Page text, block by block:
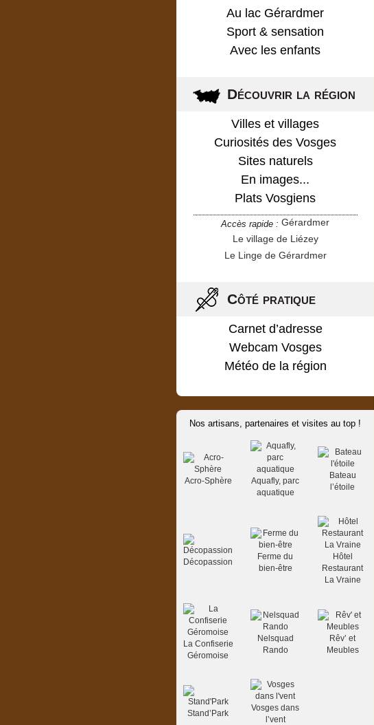
Au lac Gérardmer
Sport & sensation
Avec les enfants
Découvrir la région
Villes et villages
Curiosités des Vosges
Sites naturels
En images...
Plats Vosgiens
Accès rapide : Gérardmer
Le village de Liézey
Le Linge de Gérardmer
Côté pratique
Carnet d’adresse
Webcam Vosges
Météo de la région
Nos artisans, partenaires et visites au top !
Acro-Sphère
Aquafly, parc
aquatique
Bateau
l’étoile
Décopassion
Ferme du
bien-être
Hôtel
Restaurant
La Vraine
La Confiserie
Géromoise
Nelsquad
Rando
Rêv’ et
Meubles
Stand’Park
Vosges dans
l’vent